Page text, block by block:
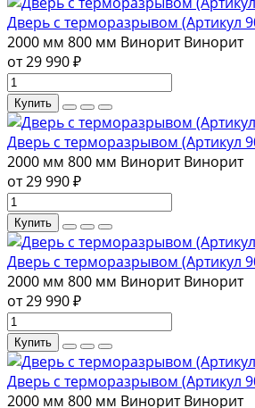
Дверь с терморазрывом (Артикул
2000 мм 800 мм Винорит Винорит
от 29 990 ₽
Купить
Дверь с терморазрывом (Артикул
2000 мм 800 мм Винорит Винорит
от 29 990 ₽
Купить
Дверь с терморазрывом (Артикул
2000 мм 800 мм Винорит Винорит
от 29 990 ₽
Купить
Дверь с терморазрывом (Артикул
2000 мм 800 мм Винорит Винорит